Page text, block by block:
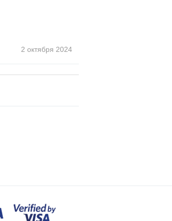
2 октября 2024